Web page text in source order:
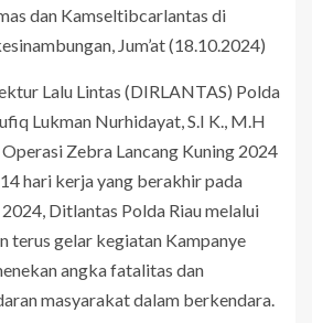
dan Kamseltibcarlantas di
Jum’at (18.10.2024)
Lalu Lintas (DIRLANTAS) Polda
Lukman Nurhidayat, S.I K., M.H
Zebra Lancang Kuning 2024
hari kerja yang berakhir pada
Ditlantas Polda Riau melalui
terus gelar kegiatan Kampanye
angka fatalitas dan
masyarakat dalam berkendara.